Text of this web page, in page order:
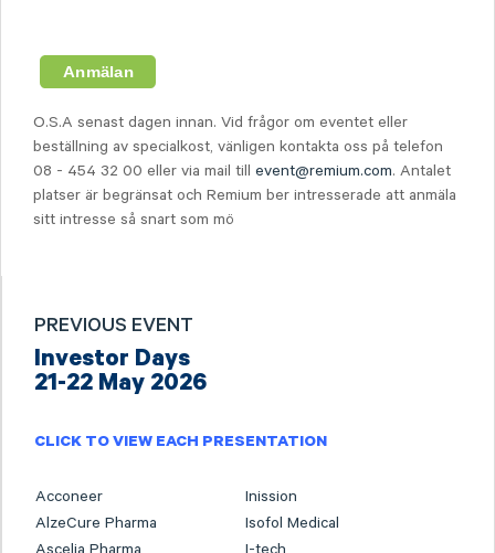
O.S.A senast dagen innan. Vid frågor om eventet eller
beställning av specialkost, vänligen kontakta oss på telefon
08 - 454 32 00 eller via mail till event@remium.com. Antalet
platser är begränsat och Remium ber intresserade att anmäla
sitt intresse så snart som mö
PREVIOUS EVENT
Investor Days
21-22 May 2026
CLICK TO VIEW EACH PRESENTATION
Acconeer
Inission
AlzeCure Pharma
Isofol Medical